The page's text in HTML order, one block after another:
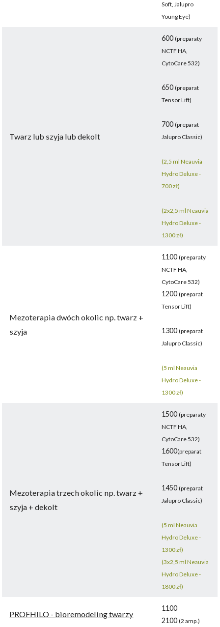
Soft, Jalupro
Young Eye)
Twarz lub szyja lub dekolt
600(preparaty
NCTF HA,
CytoCare 532)
650(preparat
Tensor Lift)
700(preparat
Jalupro Classic)
(2,5 ml Neauvia
Hydro Deluxe -
700 zł)
(2x2,5 ml Neauvia
Hydro Deluxe -
1300 zł)
Mezoterapia dwóch okolic np. twarz +
szyja
1100(preparaty
NCTF HA,
CytoCare 532)
1200(preparat
Tensor Lift)
1300(preparat
Jalupro Classic)
(5 ml Neauvia
Hydro Deluxe -
1300 zł)
Mezoterapia trzech okolic np. twarz +
szyja + dekolt
1500(preparaty
NCTF HA,
CytoCare 532)
1600(preparat
Tensor Lift)
1450(preparat
Jalupro Classic)
(5 ml Neauvia
Hydro Deluxe -
1300 zł)
(3x2,5 ml Neauvia
Hydro Deluxe -
1800 zł)
PROFHILO - bioremodeling twarzy
1100
2100(2 amp.)